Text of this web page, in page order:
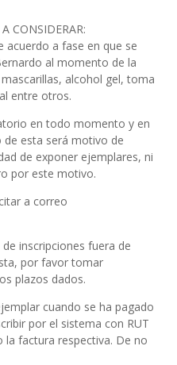
CONSIDERAR:
acuerdo a fase en que se
al momento de la
alcohol gel, toma
entre otros.
en todo momento y en
esta será motivo de
de exponer ejemplares, ni
por este motivo.
a correo
inscripciones fuera de
por favor tomar
plazos dados.
cuando se ha pagado
por el sistema con RUT
la factura respectiva. De no